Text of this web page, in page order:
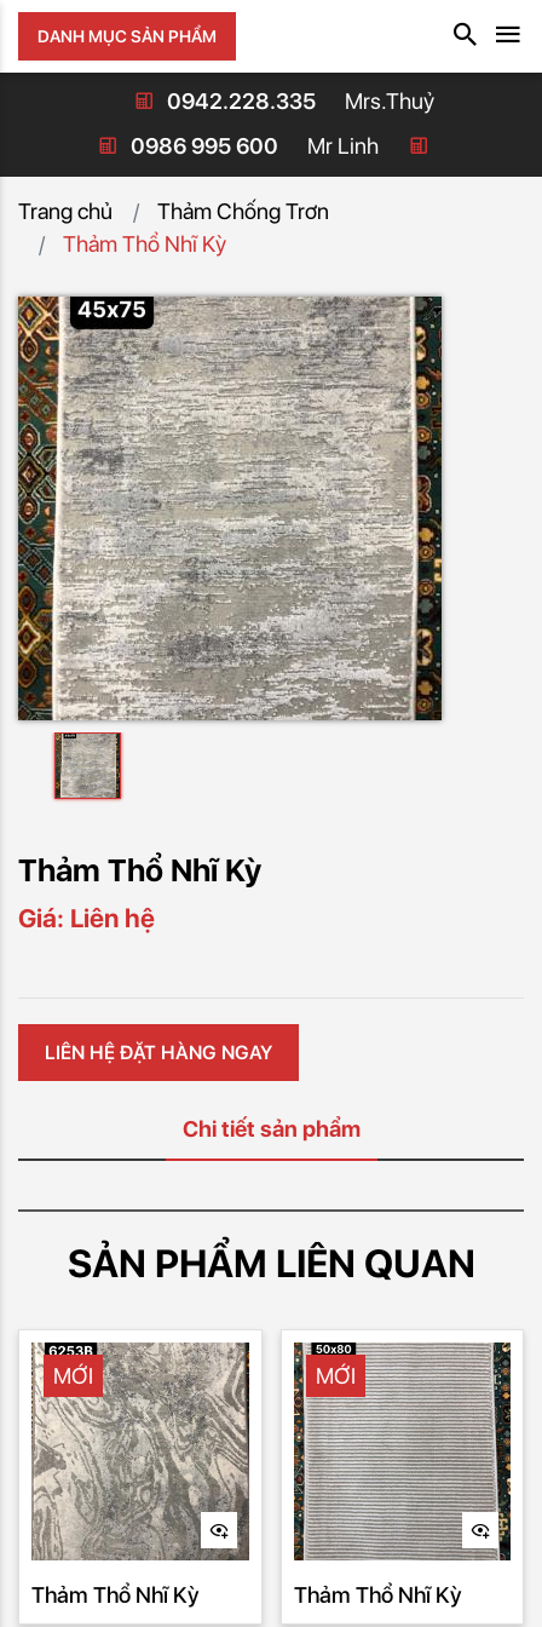
DANH MỤC SẢN PHẨM
0942.228.335
Mrs.Thuỷ
0986 995 600
Mr Linh
Trang chủ
Thảm Chống Trơn
Thảm Thổ Nhĩ Kỳ
Thảm Thổ Nhĩ Kỳ
Giá: Liên hệ
LIÊN HỆ ĐẶT HÀNG NGAY
Chi tiết sản phẩm
SẢN PHẨM LIÊN QUAN
MỚI
Thảm Thổ Nhĩ Kỳ
MỚI
Thảm Thổ Nhĩ Kỳ